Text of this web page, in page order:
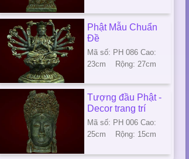
Phật Mẫu Chuẩn
Đề
Mã số: PH 086 Cao:
23cm Rộng: 27cm
Tượng đầu Phật -
Decor trang trí
Mã số: PH 006 Cao:
25cm Rộng: 15cm